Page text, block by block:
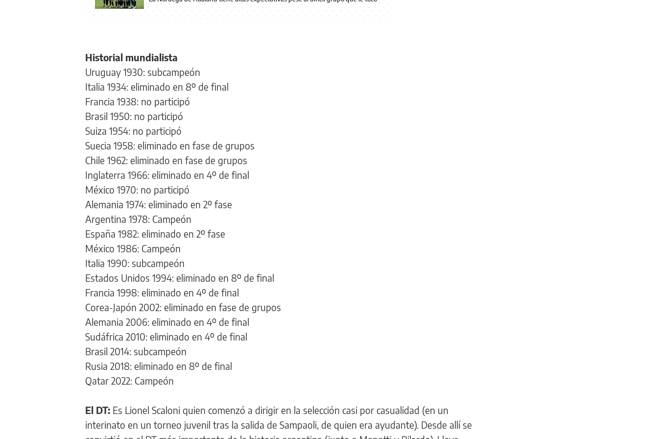
Historial mundialista
Uruguay 1930: subcampeón
Italia 1934: eliminado en 8º de final
Francia 1938: no participó
Brasil 1950: no participó
Suiza 1954: no participó
Suecia 1958: eliminado en fase de grupos
Chile 1962: eliminado en fase de grupos
Inglaterra 1966: eliminado en 4º de final
México 1970: no participó
Alemania 1974: eliminado en 2º fase
Argentina 1978: Campeón
España 1982: eliminado en 2º fase
México 1986: Campeón
Italia 1990: subcampeón
Estados Unidos 1994: eliminado en 8º de final
Francia 1998: eliminado en 4º de final
Corea-Japón 2002: eliminado en fase de grupos
Alemania 2006: eliminado en 4º de final
Sudáfrica 2010: eliminado en 4º de final
Brasil 2014: subcampeón
Rusia 2018: eliminado en 8º de final
Qatar 2022: Campeón
El DT: Es Lionel Scaloni quien comenzó a dirigir en la selección casi por casualidad (en un
interinato en un torneo juvenil tras la salida de Sampaoli, de quien era ayudante). Desde allí se